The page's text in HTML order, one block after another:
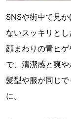
SNSや街中で見
ないスッキリとし
顔まわりの青ヒ
で、清潔感と爽や
髪型や服が同じ
に。